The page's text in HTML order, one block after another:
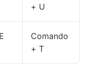
+ U
Comando
+ T